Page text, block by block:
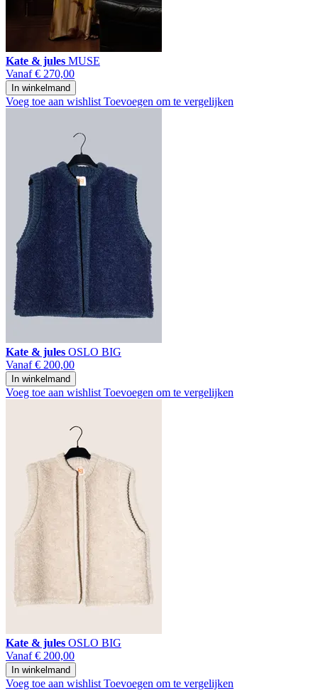
Kate & jules MUSE
Vanaf € 270,00
In winkelmand
Voeg toe aan wishlist Toevoegen om te vergelijken
Kate & jules OSLO BIG
Vanaf € 200,00
In winkelmand
Voeg toe aan wishlist Toevoegen om te vergelijken
Kate & jules OSLO BIG
Vanaf € 200,00
In winkelmand
Voeg toe aan wishlist Toevoegen om te vergelijken